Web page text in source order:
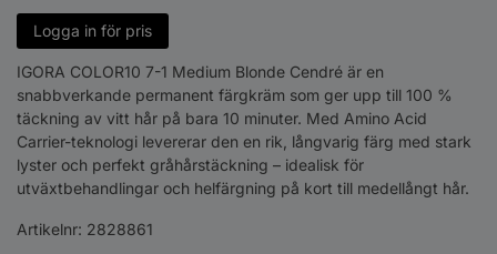
Logga in för pris
IGORA COLOR10 7-1 Medium Blonde Cendré är en
snabbverkande permanent färgkräm som ger upp till 100 %
täckning av vitt hår på bara 10 minuter. Med Amino Acid
Carrier-teknologi levererar den en rik, långvarig färg med stark
lyster och perfekt gråhårstäckning – idealisk för
utväxtbehandlingar och helfärgning på kort till medellångt hår.
Artikelnr: 2828861